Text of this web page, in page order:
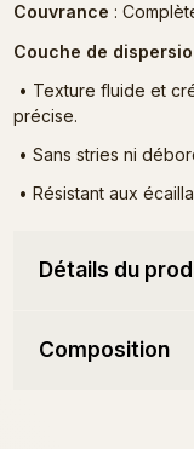
Couvrance :
Couche de
• Texture fluide et
précise.
• Sans stries ni
• Résistant aux
Détails du
Composition